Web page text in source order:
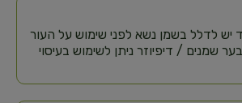
יש לדלל בשמן נשא לפני שימוש על העור
שמנים / דיפיוזר ניתן לשימוש בעיסוי